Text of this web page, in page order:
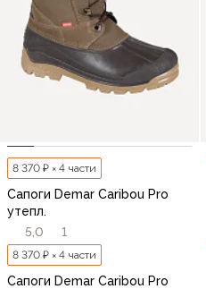
8 370 ₽ × 4 части
Сапоги Demar Caribou Pro
утепл.
5,0
1
8 370 ₽ × 4 части
Сапоги Demar Caribou Pro